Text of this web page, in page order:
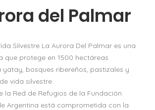
del Palmar
Silvestre La Aurora Del Palmar es una
que protege en 1500 hectáreas
bosques ribereños, pastizales y
vida silvestre.
la Red de Refugios de la Fundación
Argentina está comprometida con la